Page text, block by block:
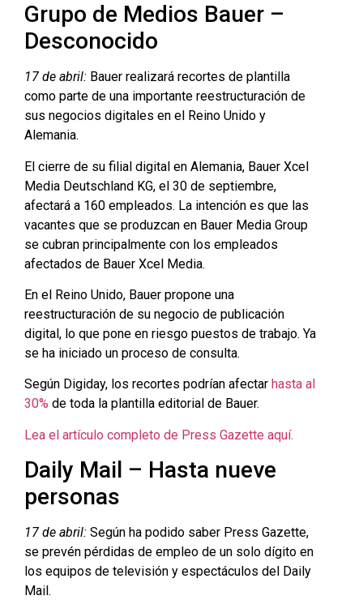
Grupo de Medios Bauer –
Desconocido
17 de abril: Bauer realizará recortes de plantilla
como parte de una importante reestructuración de
sus negocios digitales en el Reino Unido y
Alemania.
El cierre de su filial digital en Alemania, Bauer Xcel
Media Deutschland KG, el 30 de septiembre,
afectará a 160 empleados. La intención es que las
vacantes que se produzcan en Bauer Media Group
se cubran principalmente con los empleados
afectados de Bauer Xcel Media.
En el Reino Unido, Bauer propone una
reestructuración de su negocio de publicación
digital, lo que pone en riesgo puestos de trabajo. Ya
se ha iniciado un proceso de consulta.
Según Digiday, los recortes podrían afectar hasta al
30% de toda la plantilla editorial de Bauer.
Lea el artículo completo de Press Gazette aquí.
Daily Mail – Hasta nueve
personas
17 de abril: Según ha podido saber Press Gazette,
se prevén pérdidas de empleo de un solo dígito en
los equipos de televisión y espectáculos del Daily
Mail.